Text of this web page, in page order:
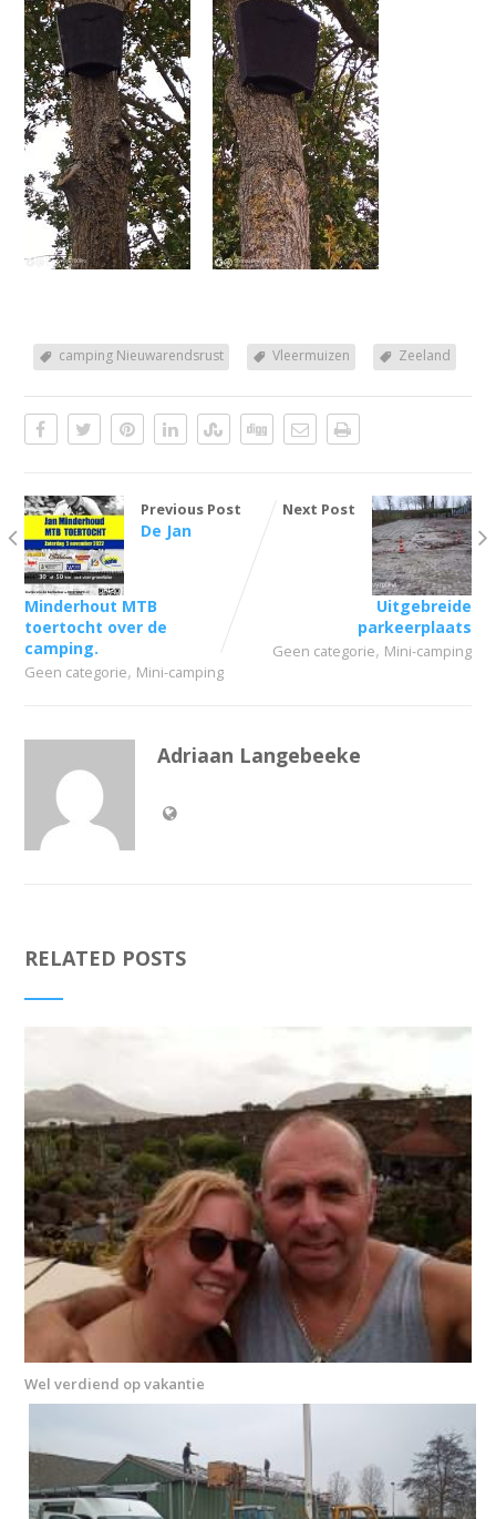
camping Nieuwarendsrust Vleermuizen Zeeland
Previous Post
De Jan
Minderhout MTB
toertocht over de
camping.
Geen categorie, Mini-camping
Next Post
Uitgebreide
parkeerplaats
Geen categorie, Mini-camping
Adriaan Langebeeke
RELATED POSTS
Wel verdiend op vakantie